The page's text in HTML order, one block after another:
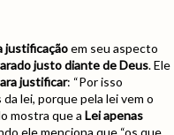
justificaçãoem seu aspecto
justo diante de Deus. Ele
justificar: “Por isso
lei, porque pela lei vem o
mostra que a Lei apenas